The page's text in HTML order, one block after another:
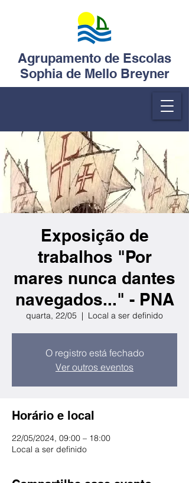
Agrupamento de Escolas
Sophia de Mello Breyner
Exposição de
trabalhos "Por
mares nunca dantes
navegados..." - PNA
quarta, 22/05
  |
Local a ser definido
O registro está fechado
Ver outros eventos
Horário e local
22/05/2024, 09:00 – 18:00
Local a ser definido